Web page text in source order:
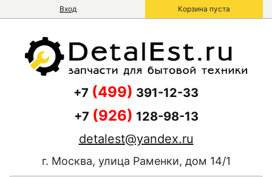
Вход Корзина пуста
+7 (499) 391-12-33
+7 (926) 128-98-13
detalest@yandex.ru
г. Москва, улица Раменки, дом 14/1